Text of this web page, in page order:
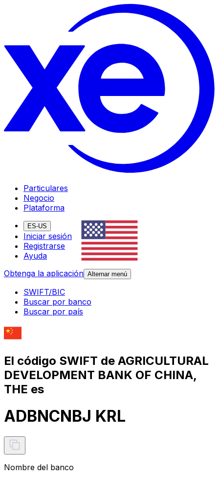
Particulares
Negocio
Plataforma
ES-US
Iniciar sesión
Registrarse
Ayuda
Obtenga la aplicación Alternar menú
SWIFT/BIC
Buscar por banco
Buscar por país
El código SWIFT de AGRICULTURAL
DEVELOPMENT BANK OF CHINA,
THE es
ADBNCNBJ KRL
Nombre del banco